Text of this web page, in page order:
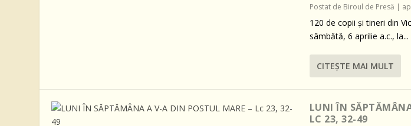
Postat de Biroul de Presă |
120 de copii și tineri din
sâmbătă, 6 aprilie a.c., la...
CITEŞTE MAI MULT
LUNI ÎN
LC 23, 32-49